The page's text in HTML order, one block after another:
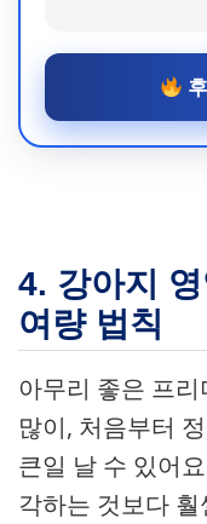
4. 강아지
여량 법칙
아무리 좋은 프
많이, 처음부터
큰일 날 수 있어
각하는 것보다